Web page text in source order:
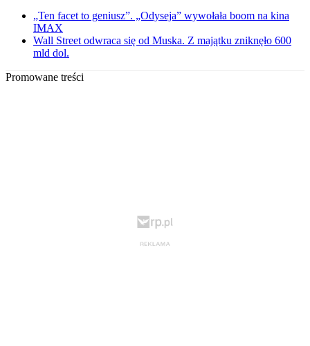
„Ten facet to geniusz”. „Odyseja” wywołała boom na kina
IMAX
Wall Street odwraca się od Muska. Z majątku zniknęło 600
mld dol.
Promowane treści